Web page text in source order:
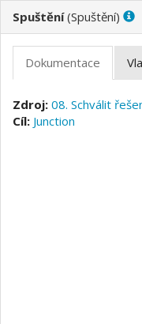
( )
08. Schválit
Junction